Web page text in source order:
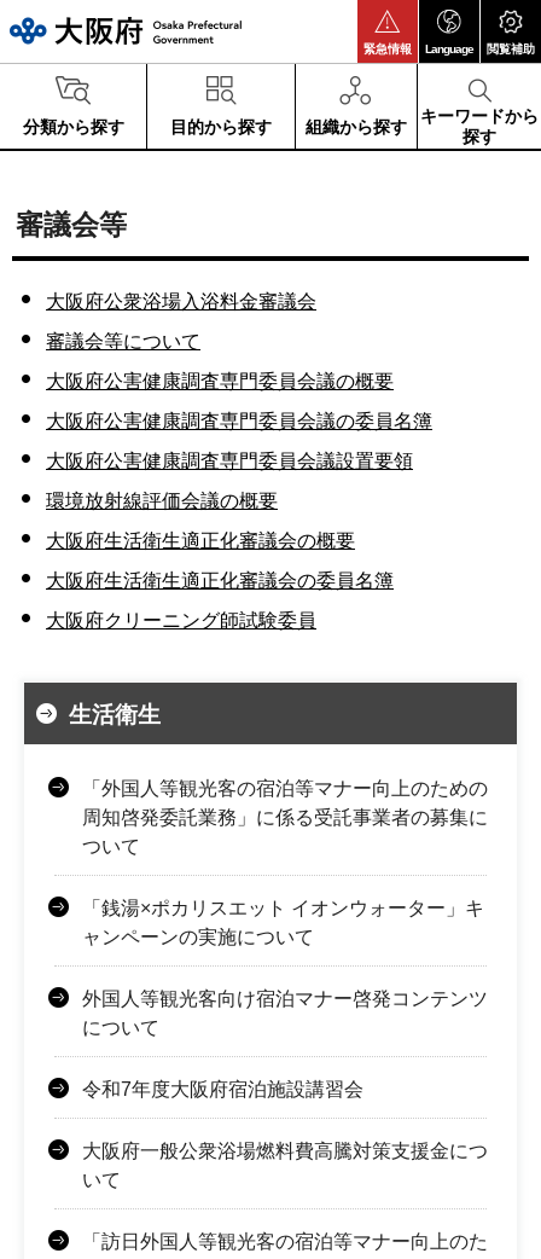
緊急情報 Language 閲覧補助
分類から探す 目的から探す 組織から探す
キーワードから
探す
審議会等
大阪府公衆浴場入浴料金審議会
審議会等について
大阪府公害健康調査専門委員会議の概要
大阪府公害健康調査専門委員会議の委員名簿
大阪府公害健康調査専門委員会議設置要領
環境放射線評価会議の概要
大阪府生活衛生適正化審議会の概要
大阪府生活衛生適正化審議会の委員名簿
大阪府クリーニング師試験委員
生活衛生
「外国人等観光客の宿泊等マナー向上のための
周知啓発委託業務」に係る受託事業者の募集に
ついて
「銭湯×ポカリスエット イオンウォーター」キ
ャンペーンの実施について
外国人等観光客向け宿泊マナー啓発コンテンツ
について
令和7年度大阪府宿泊施設講習会
大阪府一般公衆浴場燃料費高騰対策支援金につ
いて
「訪日外国人等観光客の宿泊等マナー向上のた